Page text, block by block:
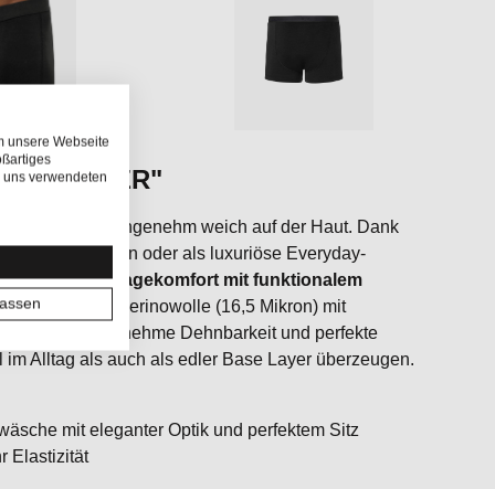
BOXER"
bleibt dabei angenehm weich auf der Haut. Dank
Tage, Reisen oder als luxuriöse Everyday-
luxuriösen Tragekomfort mit funktionalem
feine Merinowolle (16,5 Mikron) mit
Optik, angenehme Dehnbarkeit und perfekte
Alltag als auch als edler Base Layer überzeugen.
mit eleganter Optik und perfektem Sitz
Elastizität
unsere Webseite
verwendeten